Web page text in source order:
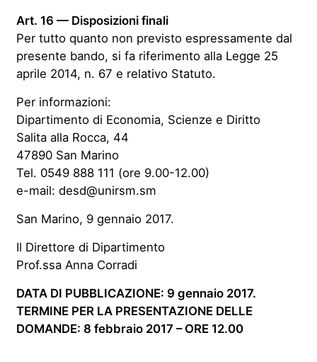
Art. 16 — Disposizioni finali
Per tutto quanto non previsto espressamente dal
presente bando, si fa riferimento alla Legge 25
aprile 2014, n. 67 e relativo Statuto.
Per informazioni:
Dipartimento di Economia, Scienze e Diritto
Salita alla Rocca, 44
47890 San Marino
Tel. 0549 888 111 (ore 9.00-12.00)
e-mail: desd@unirsm.sm
San Marino, 9 gennaio 2017.
Il Direttore di Dipartimento
Prof.ssa Anna Corradi
DATA DI PUBBLICAZIONE: 9 gennaio 2017.
TERMINE PER LA PRESENTAZIONE DELLE
DOMANDE: 8 febbraio 2017 – ORE 12.00